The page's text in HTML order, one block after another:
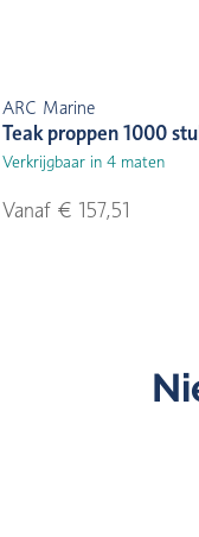
ARC Marine
Teak proppen 1000
Verkrijgbaar in 4 maten
Vanaf € 157,51